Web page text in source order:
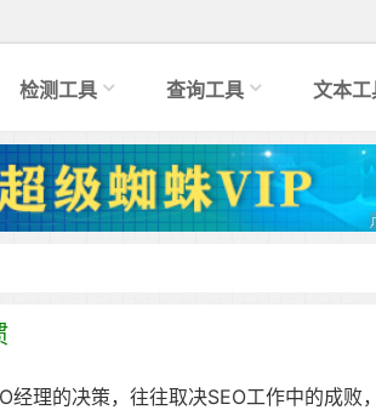
检测工具 查询工具 文本工
经理的决策，往往取决SEO工作中的成败